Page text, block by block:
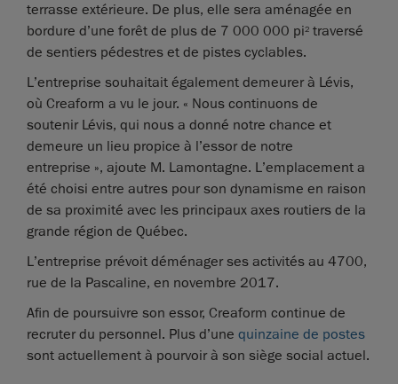
terrasse extérieure. De plus, elle sera aménagée en
bordure d’une forêt de plus de 7 000 000 pi2 traversé
de sentiers pédestres et de pistes cyclables.
L’entreprise souhaitait également demeurer à Lévis,
où Creaform a vu le jour. « Nous continuons de
soutenir Lévis, qui nous a donné notre chance et
demeure un lieu propice à l’essor de notre
entreprise », ajoute M. Lamontagne. L’emplacement a
été choisi entre autres pour son dynamisme en raison
de sa proximité avec les principaux axes routiers de la
grande région de Québec.
L’entreprise prévoit déménager ses activités au 4700,
rue de la Pascaline, en novembre 2017.
Afin de poursuivre son essor, Creaform continue de
recruter du personnel. Plus d’une quinzaine de postes
sont actuellement à pourvoir à son siège social actuel.